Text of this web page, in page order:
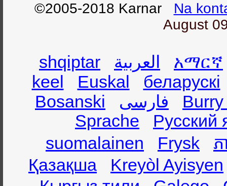
©2005-2018 Karnar Na
August
shqiptar العربية
አማርኛ
keel
Euskal
беларускі
Bosanski
فارسی
Sprache
Русский
suomalainen
Frysk
ភ
Қазақша
Kreyòl Ayisyen